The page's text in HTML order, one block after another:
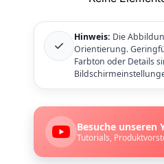
✓
Hinweis: Die
Orientierung.
Farbton oder Details
Besuche unseren
Tutorials,